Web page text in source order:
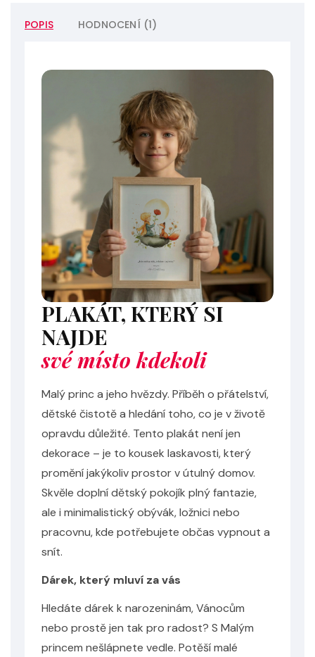
POPIS HODNOCENÍ (1)
PLAKÁT, KTERÝ SI
NAJDE
své místo kdekoli
Malý princ a jeho hvězdy. Příběh o přátelství,
dětské čistotě a hledání toho, co je v životě
opravdu důležité. Tento plakát není jen
dekorace – je to kousek laskavosti, který
promění jakýkoliv prostor v útulný domov.
Skvěle doplní dětský pokojík plný fantazie,
ale i minimalistický obývák, ložnici nebo
pracovnu, kde potřebujete občas vypnout a
snít.
Dárek, který mluví za vás
Hledáte dárek k narozeninám, Vánocům
nebo prostě jen tak pro radost? S Malým
princem nešlápnete vedle. Potěší malé